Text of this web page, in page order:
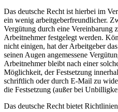
Das deutsche Recht ist hierbei im
ein wenig arbeitgeberfreundlicher.
Vergütung durch eine Vereinbarung
Arbeitnehmer festgelegt werden.
nicht einigen, hat der Arbeitgeber
seinen Augen angemessene
Arbeitnehmer bleibt nach einer
Möglichkeit, der Festsetzung
schriftlich oder durch E-Mail zu
die Festsetzung (außer bei
Das deutsche Recht bietet